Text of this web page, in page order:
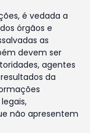
é vedada a
órgãos e
as
devem ser
agentes
da
não apresentem